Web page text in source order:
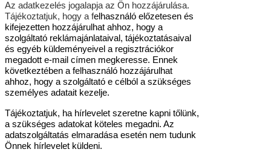
Az adatkezelés jogalapja az Ön hozzájárulása.
Tájékoztatjuk, hogy a felhasználó előzetesen és
kifejezetten hozzájárulhat ahhoz, hogy a
szolgáltató reklámajánlataival, tájékoztatásaival
és egyéb küldeményeivel a regisztrációkor
megadott e-mail címen megkeresse. Ennek
következtében a felhasználó hozzájárulhat
ahhoz, hogy a szolgáltató e célból a szükséges
személyes adatait kezelje.
Tájékoztatjuk, ha hírlevelet szeretne kapni tőlünk,
a szükséges adatokat köteles megadni. Az
adatszolgáltatás elmaradása esetén nem tudunk
Önnek hírlevelet küldeni.